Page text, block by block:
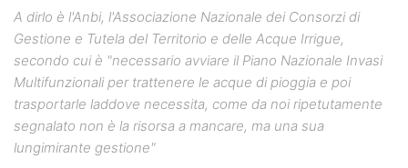
A dirlo è l'Anbi, l'Associazione Nazionale dei Consorzi di
Gestione e Tutela del Territorio e delle Acque Irrigue,
secondo cui è "necessario avviare il Piano Nazionale Invasi
Multifunzionali per trattenere le acque di pioggia e poi
trasportarle laddove necessita, come da noi ripetutamente
segnalato non è la risorsa a mancare, ma una sua
lungimirante gestione"